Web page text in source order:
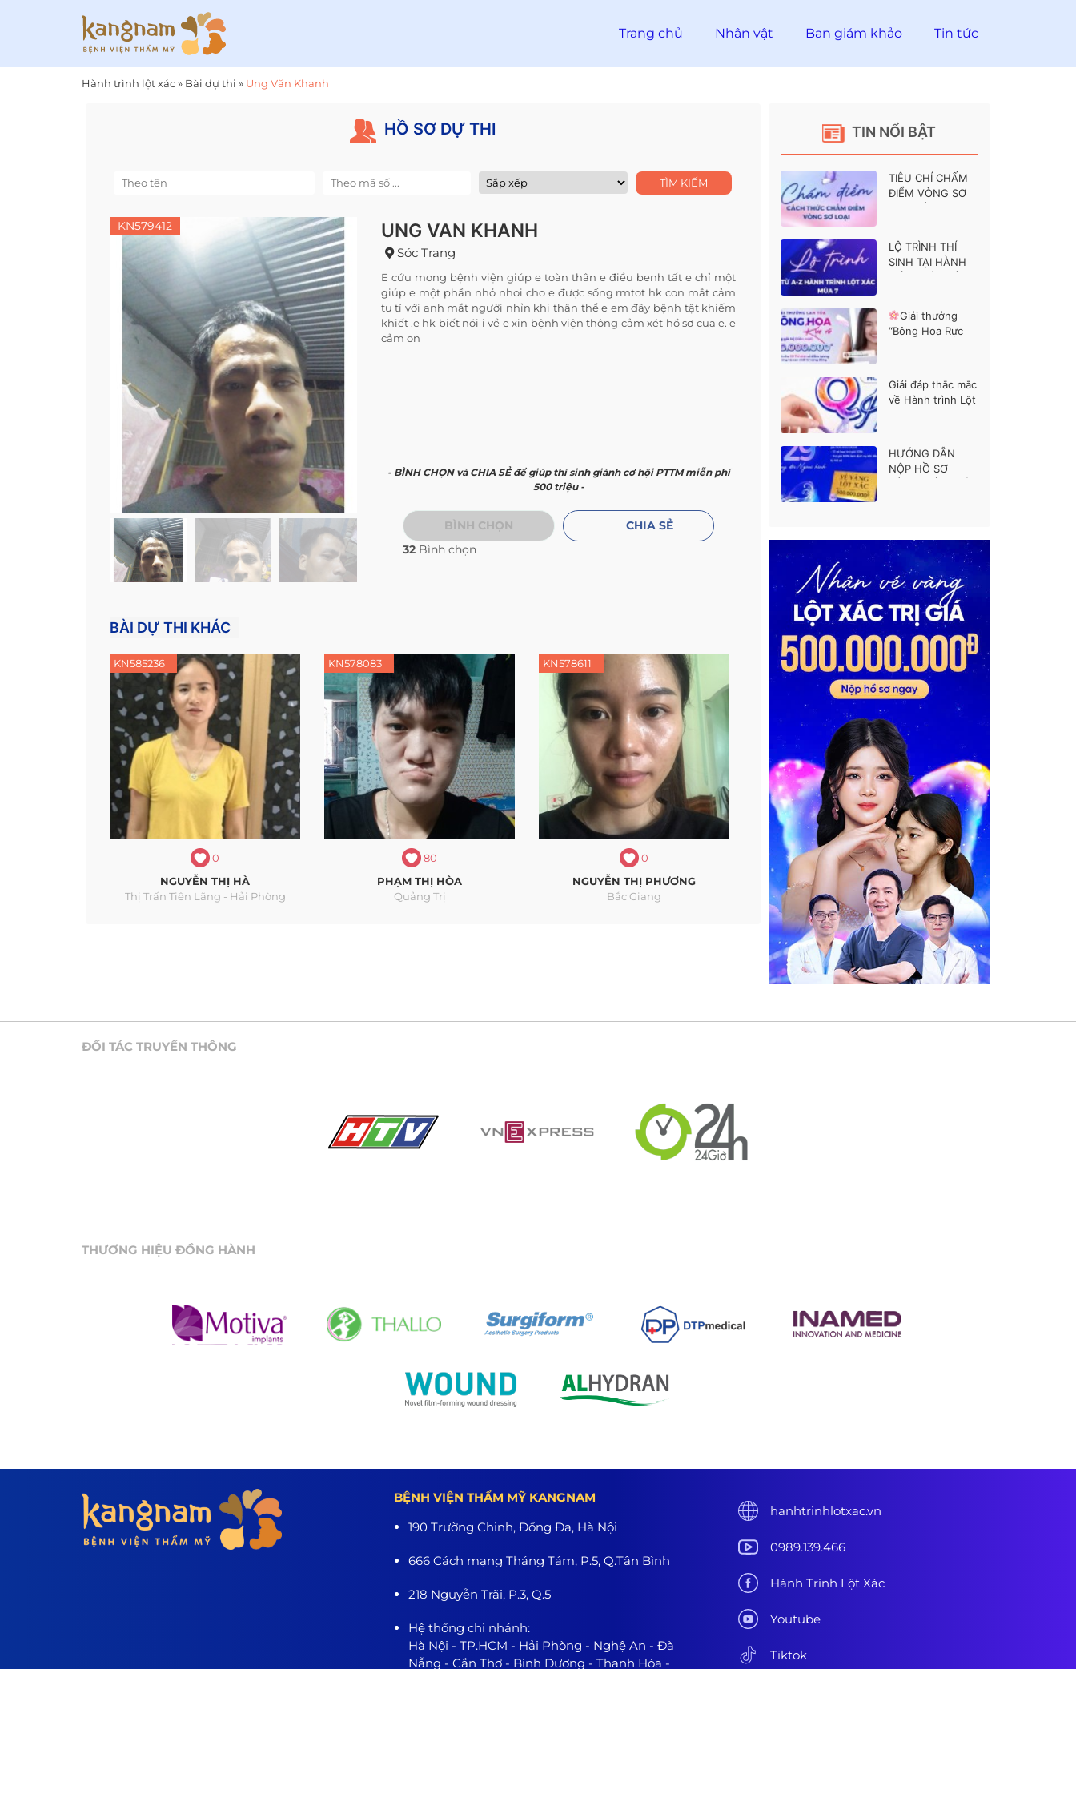
Trang chủ Nhân vật Ban giám khảo Tin tức
Hành trình lột xác» Bài dự thi » Ung Văn Khanh
TIN NỔI BẬT
TIÊU CHÍ CHẤM
ĐIỂM VÒNG SƠ
LỘ TRÌNH THÍ
SINH TẠI HÀNH
Giải thưởng
“Bông Hoa Rực
Giải đáp thắc mắc
về Hành trình Lột
HƯỚNG DẪN
NỘP HỒ SƠ
HỒ SƠ DỰ THI
KN579412 UNG VAN KHANH
Sóc Trang
E cứu mong bệnh viện giúp e toàn thân e điều benh tất e chỉ một
giúp e một phần nhỏ nhoi cho e được sống rmtot hk con mắt cảm
tu tí với anh mắt người nhỉn khi thân thể e em đây bệnh tật khiếm
khiết .e hk biết nói i về e xin bệnh viện thông cảm xét hồ sơ cua e. e
cảm on
- BÌNH CHỌN và CHIA SẺ để giúp thí sinh giành cơ hội PTTM miễn phí
500 triệu -
BÌNH CHỌN
32Bình chọn
CHIA SẺ
BÀI DỰ THI KHÁC
KN585236
0
NGUYỄN THỊ HÀ
Thị Trấn Tiên Lãng - Hải Phòng
KN578083
80
PHẠM THỊ HÒA
Quảng Trị
KN578611
0
NGUYỄN THỊ PHƯƠNG
Bắc Giang
ĐỐI TÁC TRUYỀN THÔNG
THƯƠNG HIỆU ĐỒNG HÀNH
BỆNH VIỆN THẨM MỸ KANGNAM
190 Trường Chinh, Đống Đa, Hà Nội
666 Cách mạng Tháng Tám, P.5, Q.Tân Bình
218 Nguyễn Trãi, P.3, Q.5
Hệ thống chi nhánh:
Hà Nội - TP.HCM - Hải Phòng - Nghệ An - Đà
Nẵng - Cần Thơ - Bình Dương - Thanh Hóa -
hanhtrinhlotxac.vn
0989.139.466
Hành Trình Lột Xác
Youtube
Tiktok